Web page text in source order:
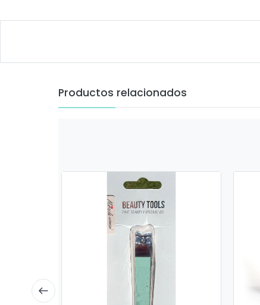
Productos relacionados